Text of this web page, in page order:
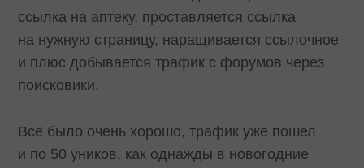
ссылка на аптеку, проставляется ссылка
на нужную страницу, наращивается ссылочное
и плюс добывается трафик с форумов через
поисковики.
Всё было очень хорошо, трафик уже пошел
и по 50 уников, как однажды в новогодние